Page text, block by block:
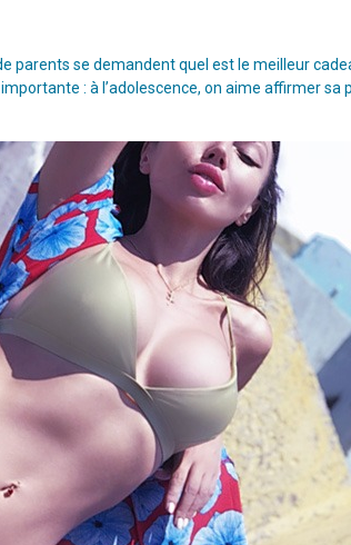
parents se demandent quel est le meilleur
: à l’adolescence, on aime affirmer sa